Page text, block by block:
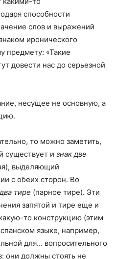
способности
слов и выражений
иронического
предмету: «Такие
довести нас до серьезной
несущее не основную, а
то можно заметить,
существует и знак две
выделяющий
с обеих сторон. Во
тире (парное тире). Эти
запятой и тире еще и
то конструкцию (этим
языке, например,
для… вопросительного
они должны стоять не